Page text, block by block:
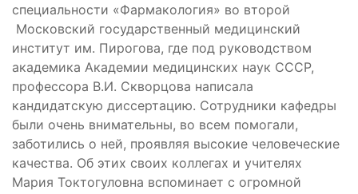
специальности «Фармакология» во второй
Московский государственный медицинский
институт им. Пирогова, где под руководством
академика Академии медицинских наук СССР,
профессора В.И. Скворцова написала
кандидатскую диссертацию. Сотрудники кафедры
были очень внимательны, во всем помогали,
заботились о ней, проявляя высокие человеческие
качества. Об этих своих коллегах и учителях
Мария Токтогуловна вспоминает с огромной